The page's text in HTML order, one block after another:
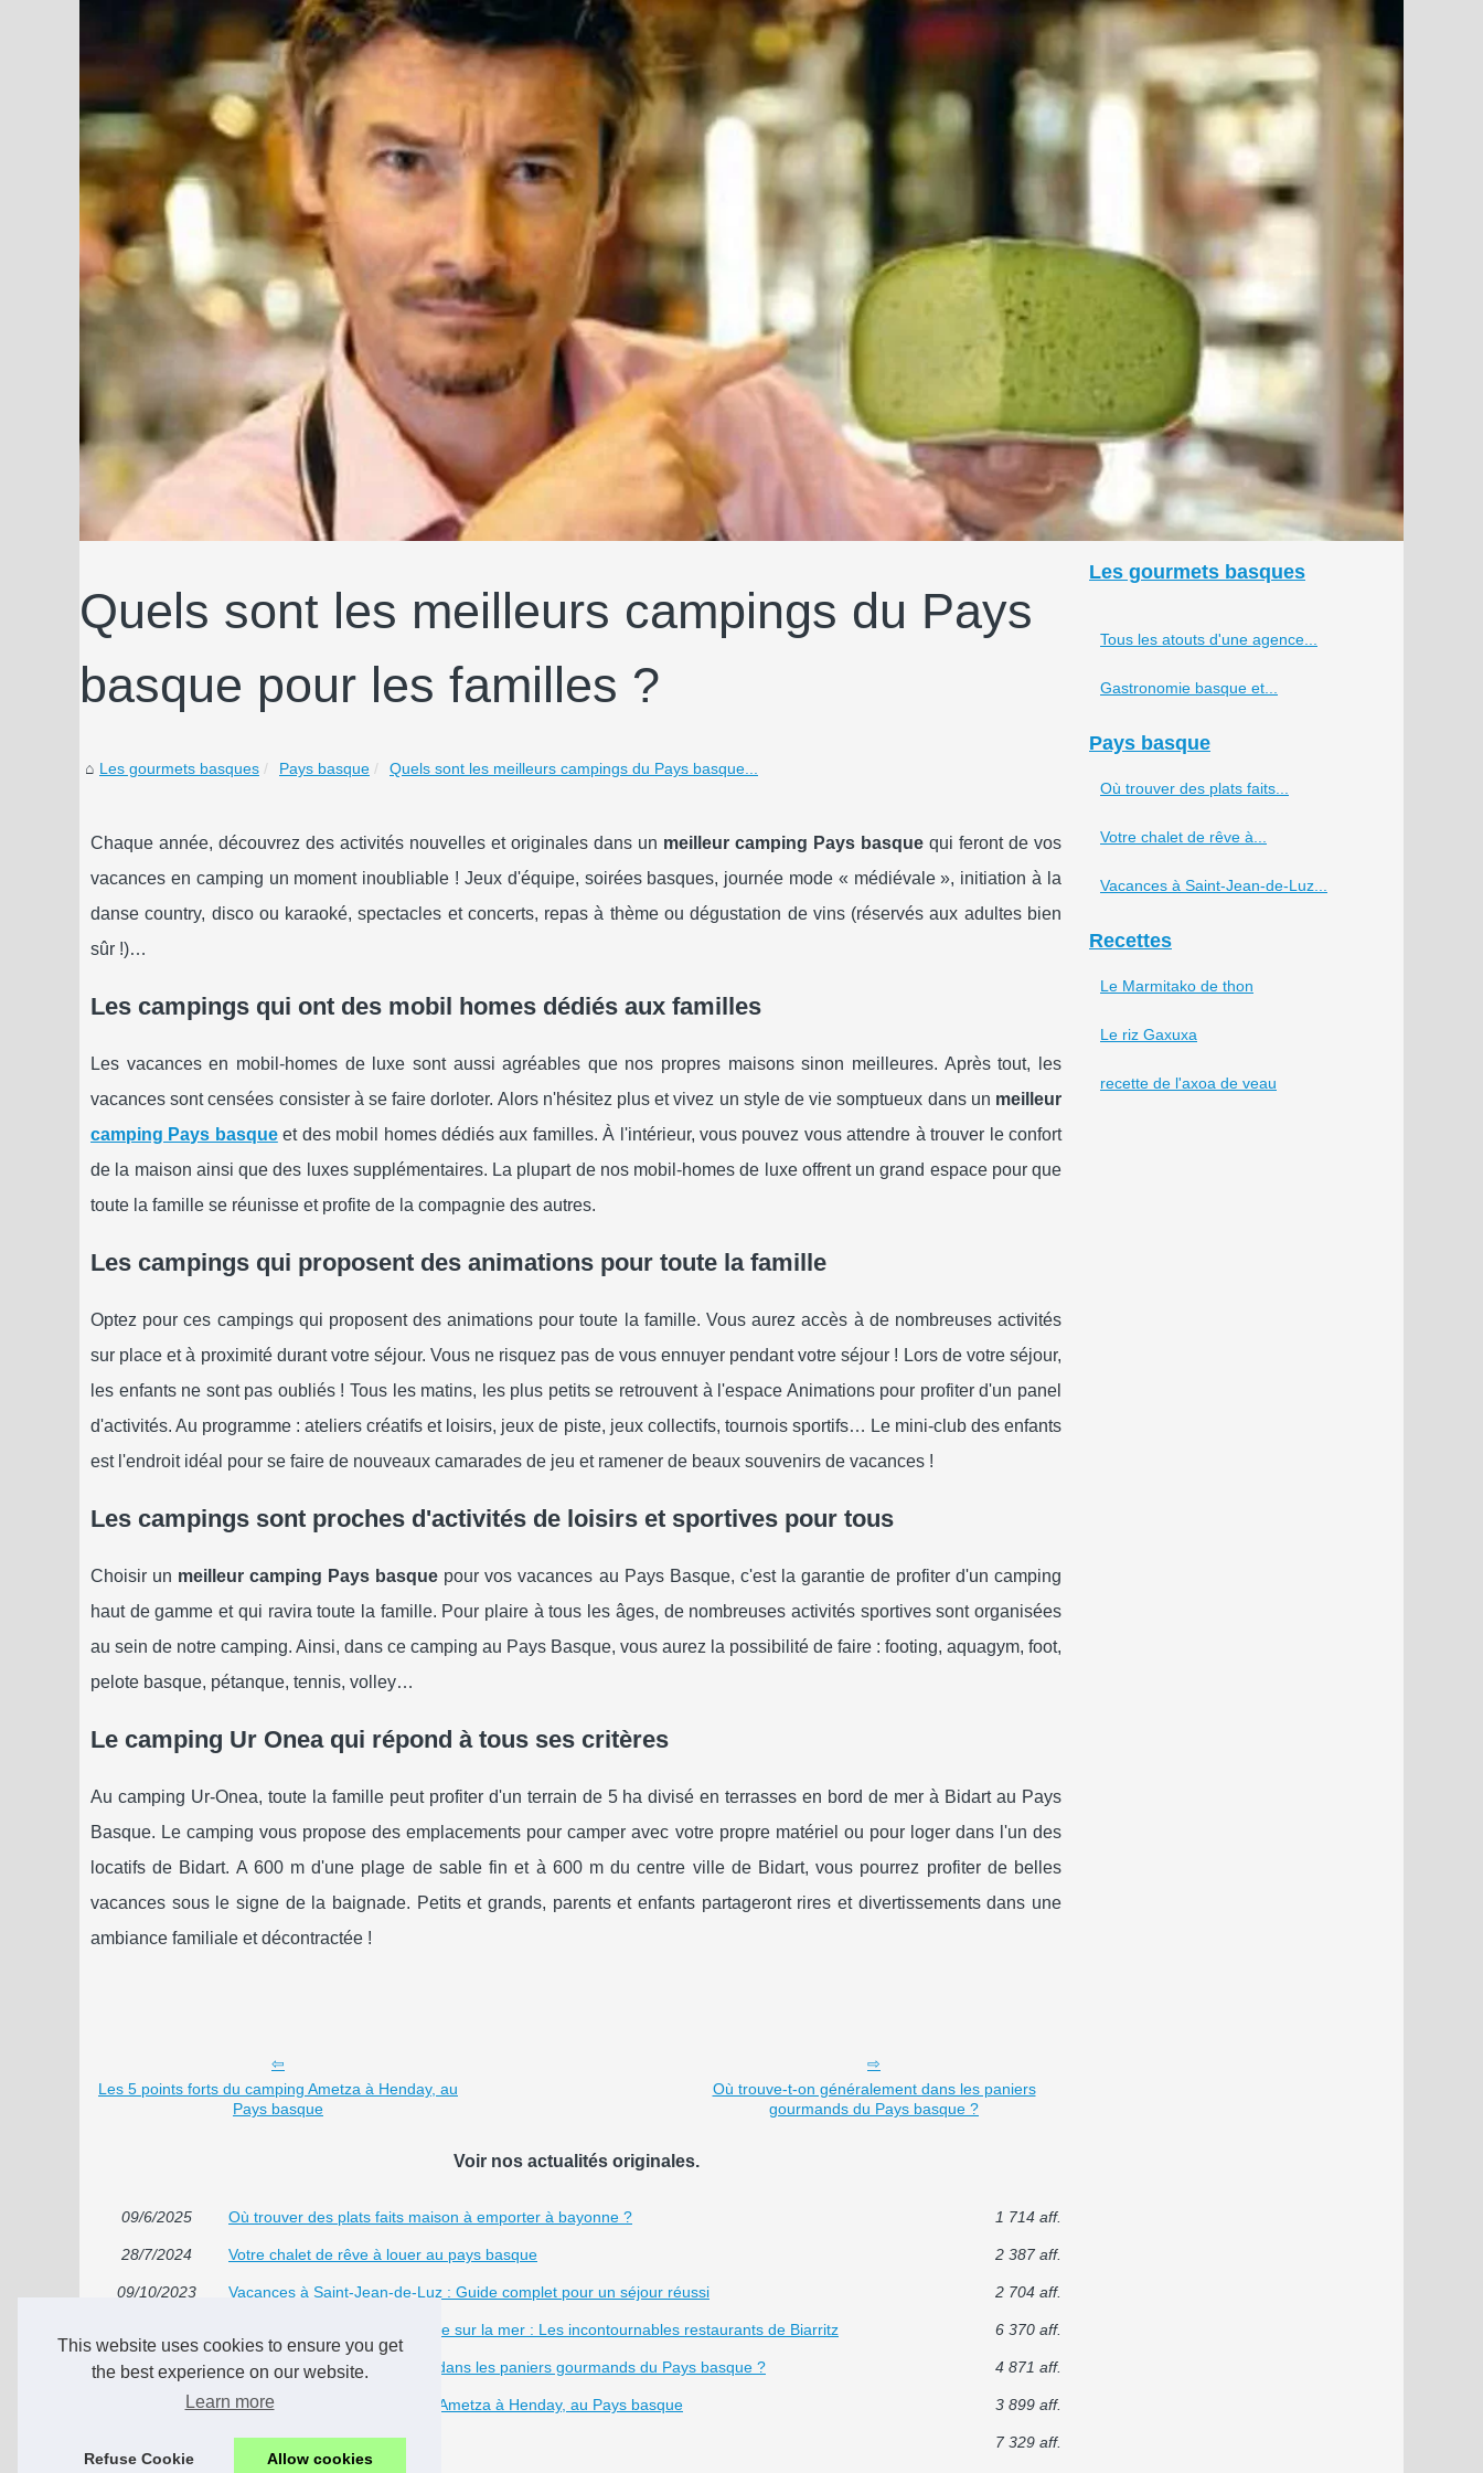
This website uses cookies to ensure you get
the best experience on our website.
Learn more
Refuse Cookie Allow cookies
Quels sont les meilleurs campings du Pays
basque pour les familles ?
Les gourmets basques Pays basque Quels sont les meilleurs campings du Pays basque...
Chaque année, découvrez des activités nouvelles et originales dans un meilleur camping Pays basque qui feront de vos
vacances en camping un moment inoubliable ! Jeux d'équipe, soirées basques, journée mode « médiévale », initiation à la
danse country, disco ou karaoké, spectacles et concerts, repas à thème ou dégustation de vins (réservés aux adultes bien
sûr !)…
Les campings qui ont des mobil homes dédiés aux familles
Les vacances en mobil-homes de luxe sont aussi agréables que nos propres maisons sinon meilleures. Après tout, les
vacances sont censées consister à se faire dorloter. Alors n'hésitez plus et vivez un style de vie somptueux dans un meilleur
camping Pays basqueet des mobil homes dédiés aux familles. À l'intérieur, vous pouvez vous attendre à trouver le confort
de la maison ainsi que des luxes supplémentaires. La plupart de nos mobil-homes de luxe offrent un grand espace pour que
toute la famille se réunisse et profite de la compagnie des autres.
Les campings qui proposent des animations pour toute la famille
Optez pour ces campings qui proposent des animations pour toute la famille. Vous aurez accès à de nombreuses activités
sur place et à proximité durant votre séjour. Vous ne risquez pas de vous ennuyer pendant votre séjour ! Lors de votre séjour,
les enfants ne sont pas oubliés ! Tous les matins, les plus petits se retrouvent à l'espace Animations pour profiter d'un panel
d'activités. Au programme : ateliers créatifs et loisirs, jeux de piste, jeux collectifs, tournois sportifs… Le mini-club des enfants
est l'endroit idéal pour se faire de nouveaux camarades de jeu et ramener de beaux souvenirs de vacances !
Les campings sont proches d'activités de loisirs et sportives pour tous
Choisir un meilleur camping Pays basque pour vos vacances au Pays Basque, c'est la garantie de profiter d'un camping
haut de gamme et qui ravira toute la famille. Pour plaire à tous les âges, de nombreuses activités sportives sont organisées
au sein de notre camping. Ainsi, dans ce camping au Pays Basque, vous aurez la possibilité de faire : footing, aquagym, foot,
pelote basque, pétanque, tennis, volley…
Le camping Ur Onea qui répond à tous ses critères
Au camping Ur-Onea, toute la famille peut profiter d'un terrain de 5 ha divisé en terrasses en bord de mer à Bidart au Pays
Basque. Le camping vous propose des emplacements pour camper avec votre propre matériel ou pour loger dans l'un des
locatifs de Bidart. A 600 m d'une plage de sable fin et à 600 m du centre ville de Bidart, vous pourrez profiter de belles
vacances sous le signe de la baignade. Petits et grands, parents et enfants partageront rires et divertissements dans une
ambiance familiale et décontractée !
Les 5 points forts du camping Ametza à Henday, au
Pays basque
Où trouve-t-on généralement dans les paniers
gourmands du Pays basque ?
Voir nos actualités originales.
09/6/2025 Où trouver des plats faits maison à emporter à bayonne ? 1 714 aff.
28/7/2024 Votre chalet de rêve à louer au pays basque 2 387 aff.
09/10/2023 Vacances à Saint-Jean-de-Luz : Guide complet pour un séjour réussi 2 704 aff.
Dînez avec une vue imprenable sur la mer : Les incontournables restaurants de Biarritz 6 370 aff.
14/12/2022 Où trouve-t-on généralement dans les paniers gourmands du Pays basque ? 4 871 aff.
23/5/2022 Les 5 points forts du camping Ametza à Henday, au Pays basque 3 899 aff.
Location vacances Hendaye 7 329 aff.
Les gourmets basques
Tous les atouts d'une agence...
Gastronomie basque et...
Pays basque
Où trouver des plats faits...
Votre chalet de rêve à...
Vacances à Saint-Jean-de-Luz...
Recettes
Le Marmitako de thon
Le riz Gaxuxa
recette de l'axoa de veau